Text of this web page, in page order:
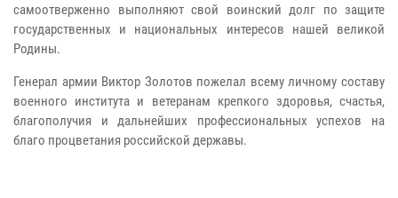
самоотверженно выполняют свой воинский долг по защите
государственных и национальных интересов нашей великой
Родины.
Генерал армии Виктор Золотов пожелал всему личному составу
военного института и ветеранам крепкого здоровья, счастья,
благополучия и дальнейших профессиональных успехов на
благо процветания российской державы.